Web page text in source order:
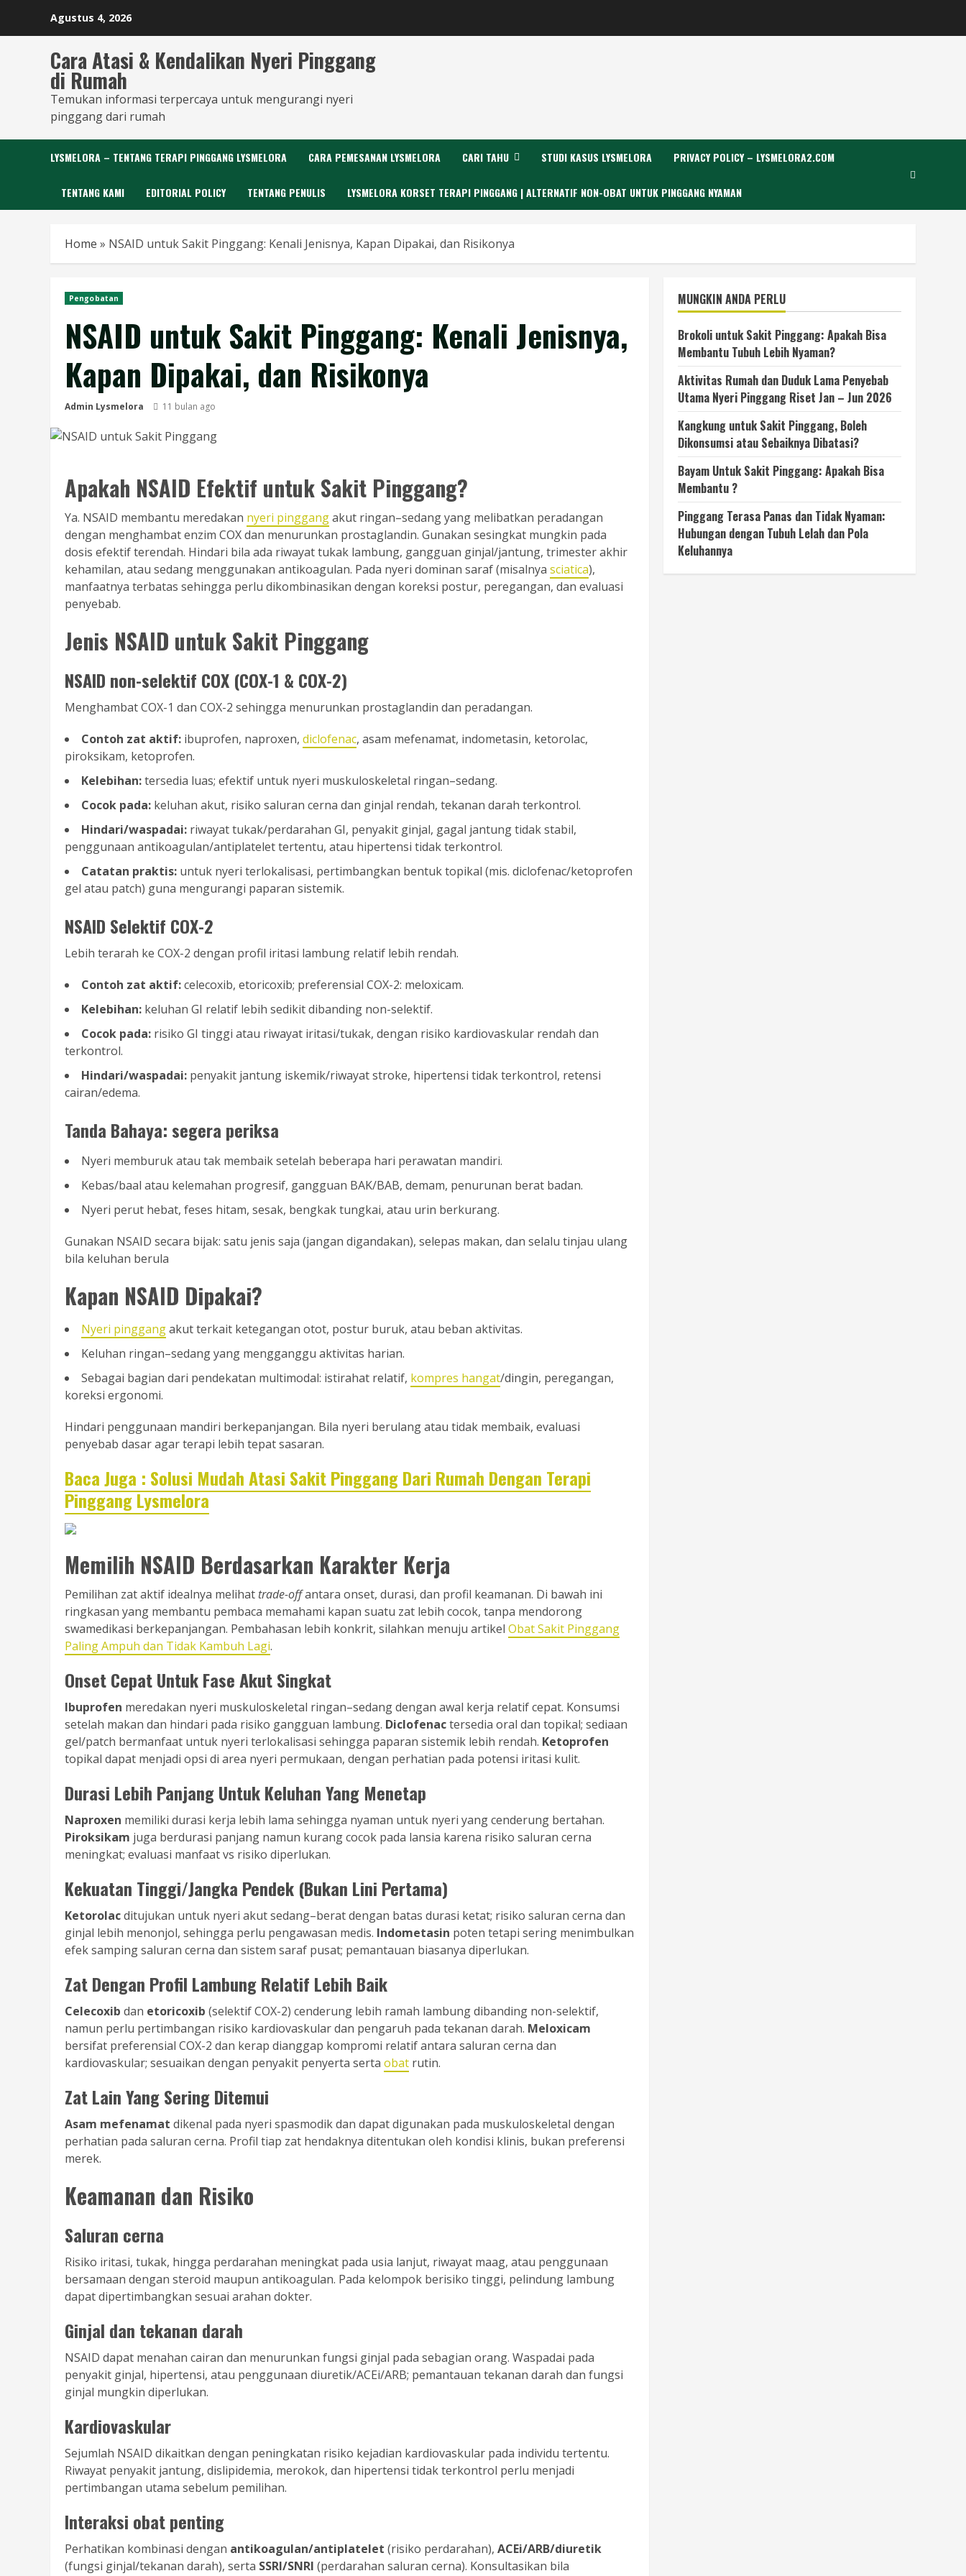
Agustus 4, 2026
Cara Atasi & Kendalikan Nyeri Pinggang
di Rumah
Temukan informasi terpercaya untuk mengurangi nyeri
pinggang dari rumah
LYSMELORA – TENTANG TERAPI PINGGANG LYSMELORA CARA PEMESANAN LYSMELORA CARI TAHU STUDI KASUS LYSMELORA PRIVACY POLICY – LYSMELORA2.COM
TENTANG KAMI EDITORIAL POLICY TENTANG PENULIS LYSMELORA KORSET TERAPI PINGGANG | ALTERNATIF NON-OBAT UNTUK PINGGANG NYAMAN
Home » NSAID untuk Sakit Pinggang: Kenali Jenisnya, Kapan Dipakai, dan Risikonya
Pengobatan
NSAID untuk Sakit Pinggang: Kenali Jenisnya,
Kapan Dipakai, dan Risikonya
Admin Lysmelora 11 bulan ago
Apakah NSAID Efektif untuk Sakit Pinggang?
Ya. NSAID membantu meredakan nyeri pinggangakut ringan–sedang yang melibatkan peradangan
dengan menghambat enzim COX dan menurunkan prostaglandin. Gunakan sesingkat mungkin pada
dosis efektif terendah. Hindari bila ada riwayat tukak lambung, gangguan ginjal/jantung, trimester akhir
kehamilan, atau sedang menggunakan antikoagulan. Pada nyeri dominan saraf (misalnya sciatica),
manfaatnya terbatas sehingga perlu dikombinasikan dengan koreksi postur, peregangan, dan evaluasi
penyebab.
Jenis NSAID untuk Sakit Pinggang
NSAID non-selektif COX (COX-1 & COX-2)
Menghambat COX-1 dan COX-2 sehingga menurunkan prostaglandin dan peradangan.
Contoh zat aktif: ibuprofen, naproxen, diclofenac, asam mefenamat, indometasin, ketorolac,
piroksikam, ketoprofen.
Kelebihan:tersedia luas; efektif untuk nyeri muskuloskeletal ringan–sedang.
Cocok pada: keluhan akut, risiko saluran cerna dan ginjal rendah, tekanan darah terkontrol.
Hindari/waspadai: riwayat tukak/perdarahan GI, penyakit ginjal, gagal jantung tidak stabil,
penggunaan antikoagulan/antiplatelet tertentu, atau hipertensi tidak terkontrol.
Catatan praktis: untuk nyeri terlokalisasi, pertimbangkan bentuk topikal (mis. diclofenac/ketoprofen
gel atau patch) guna mengurangi paparan sistemik.
NSAID Selektif COX-2
Lebih terarah ke COX-2 dengan profil iritasi lambung relatif lebih rendah.
Contoh zat aktif:celecoxib, etoricoxib; preferensial COX-2: meloxicam.
Kelebihan: keluhan GI relatif lebih sedikit dibanding non-selektif.
Cocok pada: risiko GI tinggi atau riwayat iritasi/tukak, dengan risiko kardiovaskular rendah dan
terkontrol.
Hindari/waspadai: penyakit jantung iskemik/riwayat stroke, hipertensi tidak terkontrol, retensi
cairan/edema.
Tanda Bahaya: segera periksa
Nyeri memburuk atau tak membaik setelah beberapa hari perawatan mandiri.
Kebas/baal atau kelemahan progresif, gangguan BAK/BAB, demam, penurunan berat badan.
Nyeri perut hebat, feses hitam, sesak, bengkak tungkai, atau urin berkurang.
Gunakan NSAID secara bijak: satu jenis saja (jangan digandakan), selepas makan, dan selalu tinjau ulang
bila keluhan berula
Kapan NSAID Dipakai?
Nyeri pinggangakut terkait ketegangan otot, postur buruk, atau beban aktivitas.
Keluhan ringan–sedang yang mengganggu aktivitas harian.
Sebagai bagian dari pendekatan multimodal: istirahat relatif, kompres hangat/dingin, peregangan,
koreksi ergonomi.
Hindari penggunaan mandiri berkepanjangan. Bila nyeri berulang atau tidak membaik, evaluasi
penyebab dasar agar terapi lebih tepat sasaran.
Baca Juga : Solusi Mudah Atasi Sakit Pinggang Dari Rumah Dengan Terapi
Pinggang Lysmelora
Memilih NSAID Berdasarkan Karakter Kerja
Pemilihan zat aktif idealnya melihat trade-offantara onset, durasi, dan profil keamanan. Di bawah ini
ringkasan yang membantu pembaca memahami kapan suatu zat lebih cocok, tanpa mendorong
swamedikasi berkepanjangan. Pembahasan lebih konkrit, silahkan menuju artikel Obat Sakit Pinggang
Paling Ampuh dan Tidak Kambuh Lagi.
Onset Cepat Untuk Fase Akut Singkat
Ibuprofen mereda­kan nyeri muskuloskeletal ringan–sedang dengan awal kerja relatif cepat. Konsumsi
setelah makan dan hindari pada risiko gangguan lambung. Diclofenactersedia oral dan topikal; sediaan
gel/patch bermanfaat untuk nyeri terlokalisasi sehingga paparan sistemik lebih rendah. Ketoprofen
topikal dapat menjadi opsi di area nyeri permukaan, dengan perhatian pada potensi iritasi kulit.
Durasi Lebih Panjang Untuk Keluhan Yang Menetap
Naproxen memiliki durasi kerja lebih lama sehingga nyaman untuk nyeri yang cenderung bertahan.
Piroksikam juga berdurasi panjang namun kurang cocok pada lansia karena risiko saluran cerna
meningkat; evaluasi manfaat vs risiko diperlukan.
Kekuatan Tinggi/Jangka Pendek (Bukan Lini Pertama)
Ketorolacditujukan untuk nyeri akut sedang–berat dengan batas durasi ketat; risiko saluran cerna dan
ginjal lebih menonjol, sehingga perlu pengawasan medis. Indometasin poten tetapi sering menimbulkan
efek samping saluran cerna dan sistem saraf pusat; pemantauan biasanya diperlukan.
Zat Dengan Profil Lambung Relatif Lebih Baik
Celecoxib dan etoricoxib (selektif COX-2) cenderung lebih ramah lambung dibanding non-selektif,
namun perlu pertimbangan risiko kardiovaskular dan pengaruh pada tekanan darah. Meloxicam
bersifat preferensial COX-2 dan kerap dianggap kompromi relatif antara saluran cerna dan
kardiovaskular; sesuaikan dengan penyakit penyerta serta obat rutin.
Zat Lain Yang Sering Ditemui
Asam mefenamat dikenal pada nyeri spasmodik dan dapat digunakan pada muskuloskeletal dengan
perhatian pada saluran cerna. Profil tiap zat hendaknya ditentukan oleh kondisi klinis, bukan preferensi
merek.
Keamanan dan Risiko
Saluran cerna
Risiko iritasi, tukak, hingga perdarahan meningkat pada usia lanjut, riwayat maag, atau penggunaan
bersamaan dengan steroid maupun antikoagulan. Pada kelompok berisiko tinggi, pelindung lambung
dapat dipertimbangkan sesuai arahan dokter.
Ginjal dan tekanan darah
NSAID dapat menahan cairan dan menurunkan fungsi ginjal pada sebagian orang. Waspadai pada
penyakit ginjal, hipertensi, atau penggunaan diuretik/ACEi/ARB; pemantauan tekanan darah dan fungsi
ginjal mungkin diperlukan.
Kardiovaskular
Sejumlah NSAID dikaitkan dengan peningkatan risiko kejadian kardiovaskular pada individu tertentu.
Riwayat penyakit jantung, dislipidemia, merokok, dan hipertensi tidak terkontrol perlu menjadi
pertimbangan utama sebelum pemilihan.
Interaksi obat penting
Perhatikan kombinasi dengan antikoagulan/antiplatelet (risiko perdarahan), ACEi/ARB/diuretik
(fungsi ginjal/tekanan darah), serta SSRI/SNRI (perdarahan saluran cerna). Konsultasikan bila
MUNGKIN ANDA PERLU
Brokoli untuk Sakit Pinggang: Apakah Bisa
Membantu Tubuh Lebih Nyaman?
Aktivitas Rumah dan Duduk Lama Penyebab
Utama Nyeri Pinggang Riset Jan – Jun 2026
Kangkung untuk Sakit Pinggang, Boleh
Dikonsumsi atau Sebaiknya Dibatasi?
Bayam Untuk Sakit Pinggang: Apakah Bisa
Membantu ?
Pinggang Terasa Panas dan Tidak Nyaman:
Hubungan dengan Tubuh Lelah dan Pola
Keluhannya